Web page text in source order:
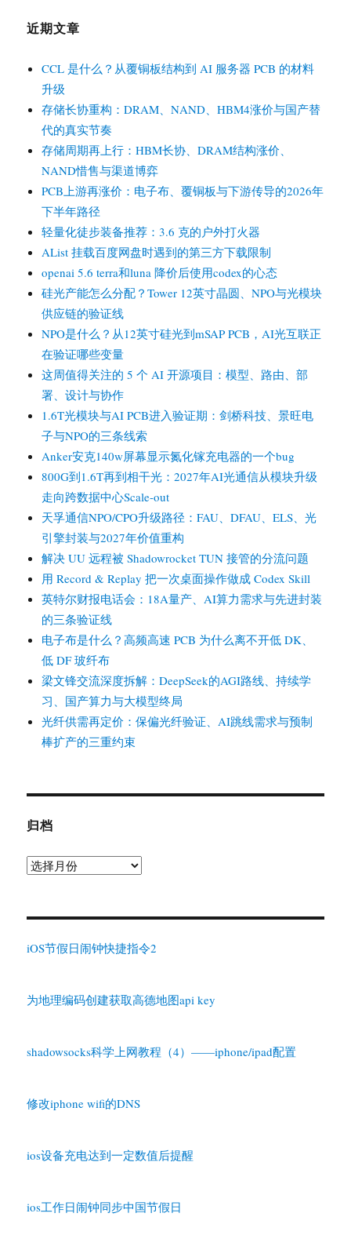
近期文章
CCL 是什么？从覆铜板结构到 AI 服务器 PCB 的材料
升级
存储长协重构：DRAM、NAND、HBM4涨价与国产替
代的真实节奏
存储周期再上行：HBM长协、DRAM结构涨价、
NAND惜售与渠道博弈
PCB上游再涨价：电子布、覆铜板与下游传导的2026年
下半年路径
轻量化徒步装备推荐：3.6 克的户外打火器
AList 挂载百度网盘时遇到的第三方下载限制
openai 5.6 terra和luna 降价后使用codex的心态
硅光产能怎么分配？Tower 12英寸晶圆、NPO与光模块
供应链的验证线
NPO是什么？从12英寸硅光到mSAP PCB，AI光互联正
在验证哪些变量
这周值得关注的 5 个 AI 开源项目：模型、路由、部
署、设计与协作
1.6T光模块与AI PCB进入验证期：剑桥科技、景旺电
子与NPO的三条线索
Anker安克140w屏幕显示氮化镓充电器的一个bug
800G到1.6T再到相干光：2027年AI光通信从模块升级
走向跨数据中心Scale-out
天孚通信NPO/CPO升级路径：FAU、DFAU、ELS、光
引擎封装与2027年价值重构
解决 UU 远程被 Shadowrocket TUN 接管的分流问题
用 Record & Replay 把一次桌面操作做成 Codex Skill
英特尔财报电话会：18A量产、AI算力需求与先进封装
的三条验证线
电子布是什么？高频高速 PCB 为什么离不开低 DK、
低 DF 玻纤布
梁文锋交流深度拆解：DeepSeek的AGI路线、持续学
习、国产算力与大模型终局
光纤供需再定价：保偏光纤验证、AI跳线需求与预制
棒扩产的三重约束
归档
归
iOS节假日闹钟快捷指令2
为地理编码创建获取高德地图api key
shadowsocks科学上网教程（4）——iphone/ipad配置
修改iphone wifi的DNS
ios设备充电达到一定数值后提醒
ios工作日闹钟同步中国节假日